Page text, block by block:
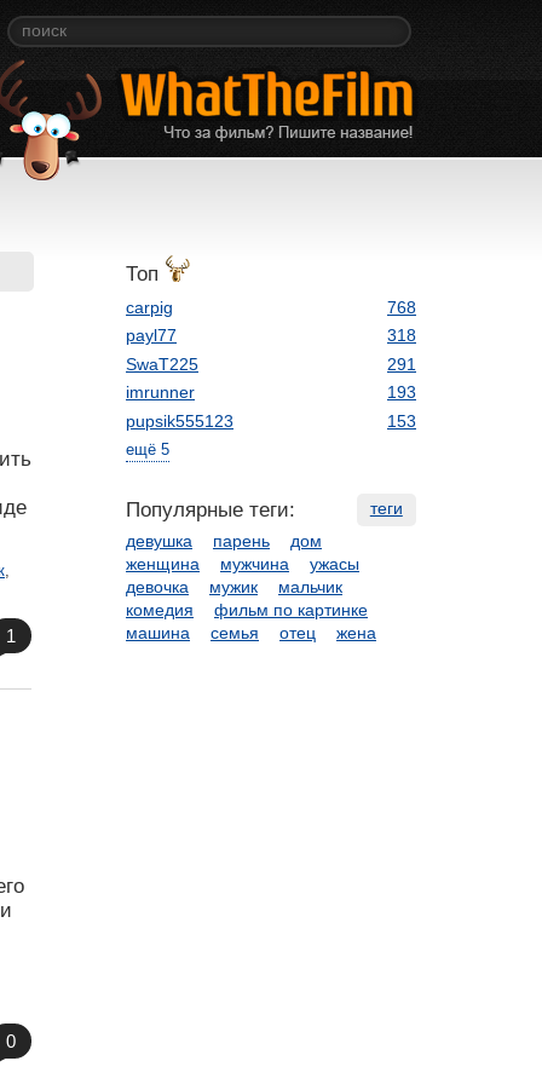
,
1
0
Топ
carpig
768
payl77
318
SwaT225
291
imrunner
193
pupsik555123
153
ещё 5
теги
Популярные теги:
девушка парень
дом
женщина
мужчина
ужасы
девочка
мужик
мальчик
комедия
фильм по картинке
машина
семья отец жена